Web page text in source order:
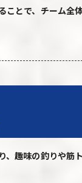
ことで、チーム全
、趣味の釣りや筋